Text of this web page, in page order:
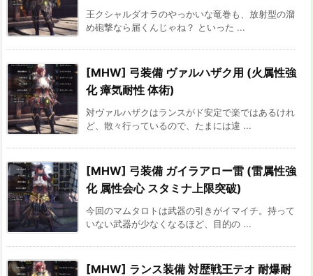
王クシャルダオラのやっかいな竜巻も、放射型の溜
め砲撃なら届くんじゃね？ といった ...
[MHW] 弓装備 ヴァルハザク用 (火属性強
化 瘴気耐性 体術)
対ヴァルハザクはランスがド安定で楽ではあるけれ
ど、散々行っているので、たまには違 ...
[MHW] 弓装備 ガイラアロー雷 (雷属性強
化 属性会心 スタミナ上限突破)
今回のマムタロトは武器の引きがイマイチ。持って
いない武器が少なくなるほど、目的の ...
[MHW] ランス装備 対歴戦王テオ 耐爆耐